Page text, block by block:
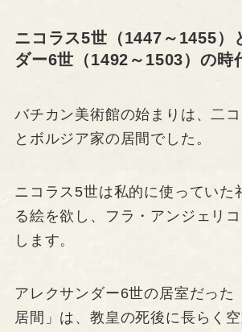
ニコラス5世（1447～1455）
ダー6世（1492～1503）の時
バチカン美術館の始まりは、二
とボルジア家の居間でした。
ニコラス5世は私的に使っていた
る絵を欲し、フラ・アンジェリ
します。
アレクサンダー6世の居室だった
居間」は、教皇の死後に長らく